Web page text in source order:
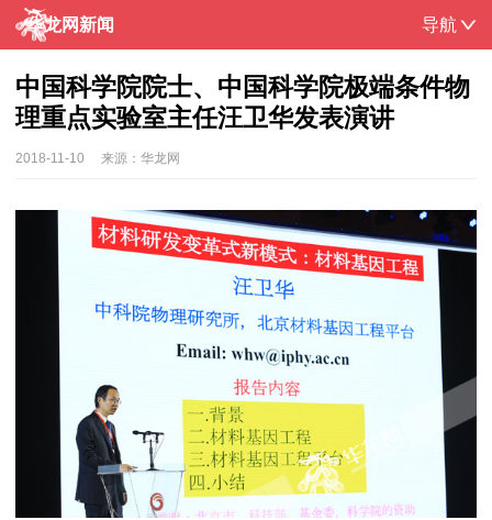
华龙网新闻 导航
中国科学院院士、中国科学院极端条件物
理重点实验室主任汪卫华发表演讲
来源： 华龙网
2018-11-10